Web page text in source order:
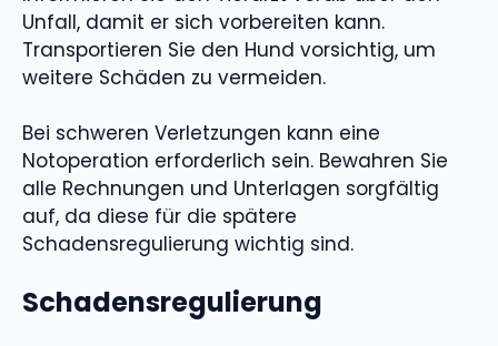
Unfall, damit er sich vorbereiten kann.
Transportieren Sie den Hund vorsichtig, um
weitere Schäden zu vermeiden.
Bei schweren Verletzungen kann eine
Notoperation erforderlich sein. Bewahren Sie
alle Rechnungen und Unterlagen sorgfältig
auf, da diese für die spätere
Schadensregulierung wichtig sind.
Schadensregulierung